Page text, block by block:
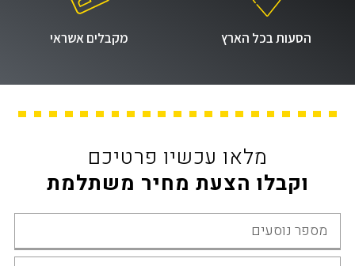
הסעות בכל הארץ מקבלים אשראי
מלאו עכשיו פרטיכם
וקבלו הצעת מחיר משתלמת